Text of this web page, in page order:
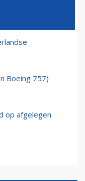
hantavirus
boord
Boeing 757)
op afgelegen